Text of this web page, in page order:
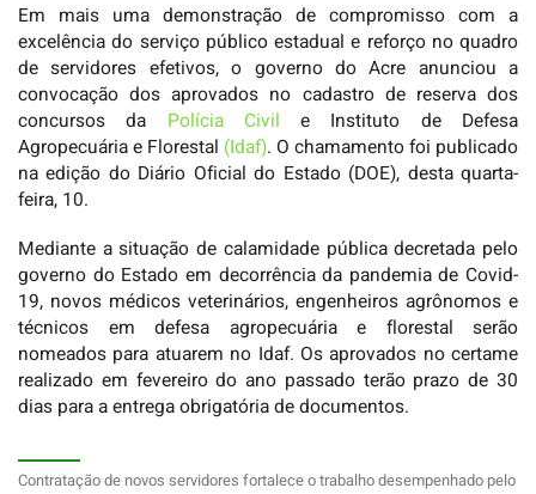
Em mais uma demonstração de compromisso com a
excelência do serviço público estadual e reforço no quadro
de servidores efetivos, o governo do Acre anunciou a
convocação dos aprovados no cadastro de reserva dos
concursos da Polícia Civil e Instituto de Defesa
Agropecuária e Florestal (Idaf). O chamamento foi publicado
na edição do Diário Oficial do Estado (DOE), desta quarta-
feira, 10.
Mediante a situação de calamidade pública decretada pelo
governo do Estado em decorrência da pandemia de Covid-
19, novos médicos veterinários, engenheiros agrônomos e
técnicos em defesa agropecuária e florestal serão
nomeados para atuarem no Idaf. Os aprovados no certame
realizado em fevereiro do ano passado terão prazo de 30
dias para a entrega obrigatória de documentos.
Contratação de novos servidores fortalece o trabalho desempenhado pelo